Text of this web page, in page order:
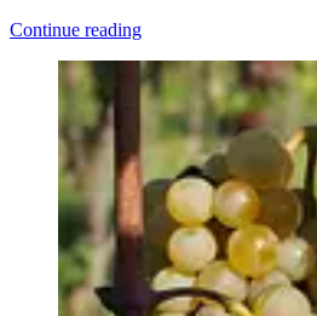
Continue reading